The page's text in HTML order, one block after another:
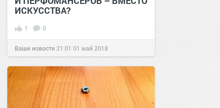
ИСКУССТВА?
1 0
Ваши новости 21:01 01 май 2018